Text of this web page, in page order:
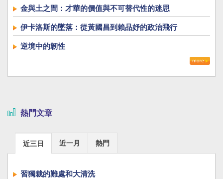
金與土之間：才華的價值與不可替代性的迷思
伊卡洛斯的墜落：從黃國昌到賴品妤的政治飛行
逆境中的韌性
熱門文章
近三日 近一月 熱門
習獨裁的難處和大清洗